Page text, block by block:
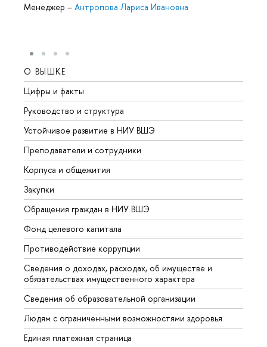
Менеджер – Антропова Лариса Ивановна
О ВЫШКЕ
Цифры и факты
Руководство и структура
Устойчивое развитие в НИУ ВШЭ
Преподаватели и сотрудники
Корпуса и общежития
Закупки
Обращения граждан в НИУ ВШЭ
Фонд целевого капитала
Противодействие коррупции
Сведения о доходах, расходах, об имуществе и
обязательствах имущественного характера
Сведения об образовательной организации
Людям с ограниченными возможностями здоровья
Единая платежная страница